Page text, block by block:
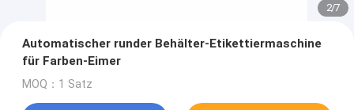
2/7
Automatischer runder Behälter-Etikettiermaschine
für Farben-Eimer
MOQ：1 Satz